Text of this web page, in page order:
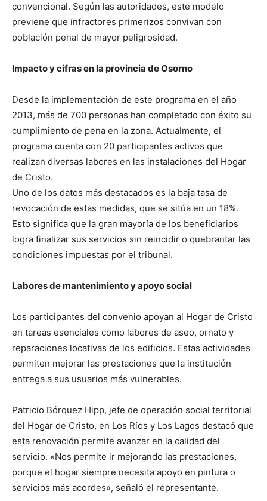
convencional. Según las autoridades, este modelo
previene que infractores primerizos convivan con
población penal de mayor peligrosidad.
Impacto y cifras en la provincia de Osorno
Desde la implementación de este programa en el año
2013, más de 700 personas han completado con éxito su
cumplimiento de pena en la zona. Actualmente, el
programa cuenta con 20 participantes activos que
realizan diversas labores en las instalaciones del Hogar
de Cristo.
Uno de los datos más destacados es la baja tasa de
revocación de estas medidas, que se sitúa en un 18%.
Esto significa que la gran mayoría de los beneficiarios
logra finalizar sus servicios sin reincidir o quebrantar las
condiciones impuestas por el tribunal.
Labores de mantenimiento y apoyo social
Los participantes del convenio apoyan al Hogar de Cristo
en tareas esenciales como labores de aseo, ornato y
reparaciones locativas de los edificios. Estas actividades
permiten mejorar las prestaciones que la institución
entrega a sus usuarios más vulnerables.
Patricio Bórquez Hipp, jefe de operación social territorial
del Hogar de Cristo, en Los Ríos y Los Lagos destacó que
esta renovación permite avanzar en la calidad del
servicio. «Nos permite ir mejorando las prestaciones,
porque el hogar siempre necesita apoyo en pintura o
servicios más acordes», señaló el representante.